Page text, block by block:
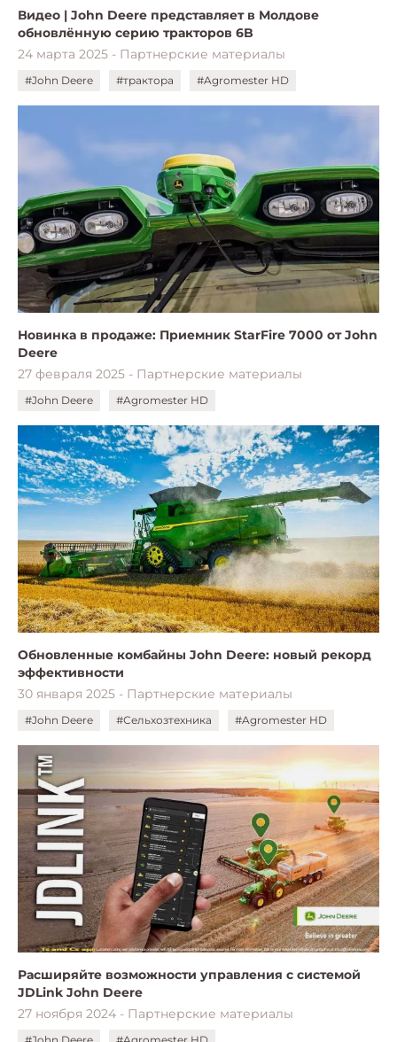
Видео | John Deere представляет в Молдове
обновлённую серию тракторов 6B
24 марта 2025 - Партнерские материалы
#John Deere #трактора #Agromester HD
Новинка в продаже: Приемник StarFire 7000 от John
Deere
27 февраля 2025 - Партнерские материалы
#John Deere #Agromester HD
Обновленные комбайны John Deere: новый рекорд
эффективности
30 января 2025 - Партнерские материалы
#John Deere #Сельхозтехника #Agromester HD
Расширяйте возможности управления с системой
JDLink John Deere
27 ноября 2024 - Партнерские материалы